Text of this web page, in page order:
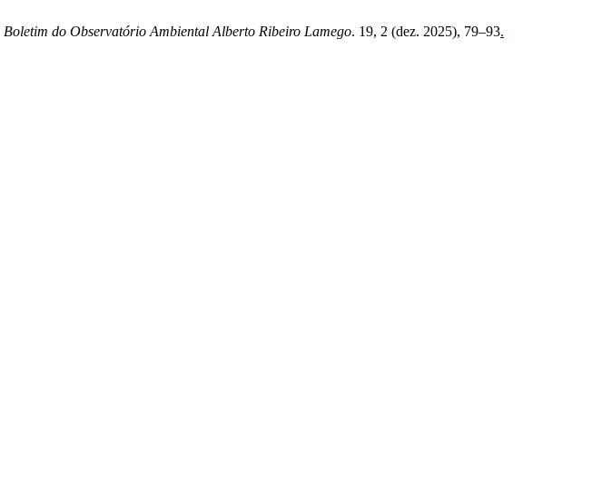
Boletim do Observatório Ambiental Alberto Ribeiro Lamego. 19, 2 (dez. 2025), 79–93.